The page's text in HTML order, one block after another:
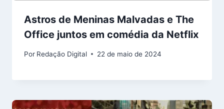
Astros de Meninas Malvadas e The
Office juntos em comédia da Netflix
Por Redação Digital 22 de maio de 2024